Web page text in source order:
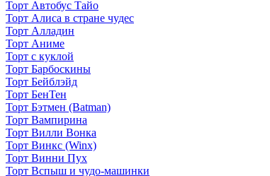
Торт Автобус Тайо
Торт Алиса в стране чудес
Торт Алладин
Торт Аниме
Торт с куклой
Торт Барбоскины
Торт Бейблэйд
Торт БенТен
Торт Бэтмен (Batman)
Торт Вампирина
Торт Вилли Вонка
Торт Винкс (Winx)
Торт Винни Пух
Торт Вспыш и чудо-машинки